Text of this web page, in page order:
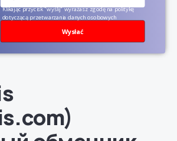
Wysłać
Klikając przycisk "wyślij" wyrażasz zgodę na politykę
dotyczącą przetwarzania danych osobowych